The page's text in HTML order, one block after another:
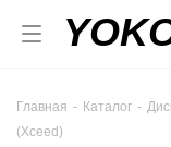
Главная - Каталог -
(Xceed)